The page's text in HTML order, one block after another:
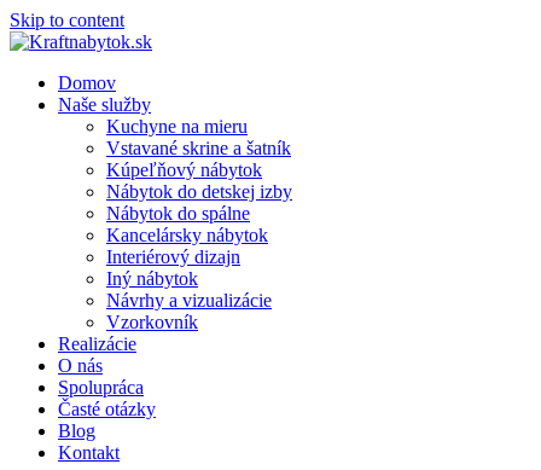
Skip to content
Domov
Naše služby
Kuchyne na mieru
Vstavané skrine a šatník
Kúpeľňový nábytok
Nábytok do detskej izby
Nábytok do spálne
Kancelársky nábytok
Interiérový dizajn
Iný nábytok
Návrhy a vizualizácie
Vzorkovník
Realizácie
O nás
Spolupráca
Časté otázky
Blog
Kontakt